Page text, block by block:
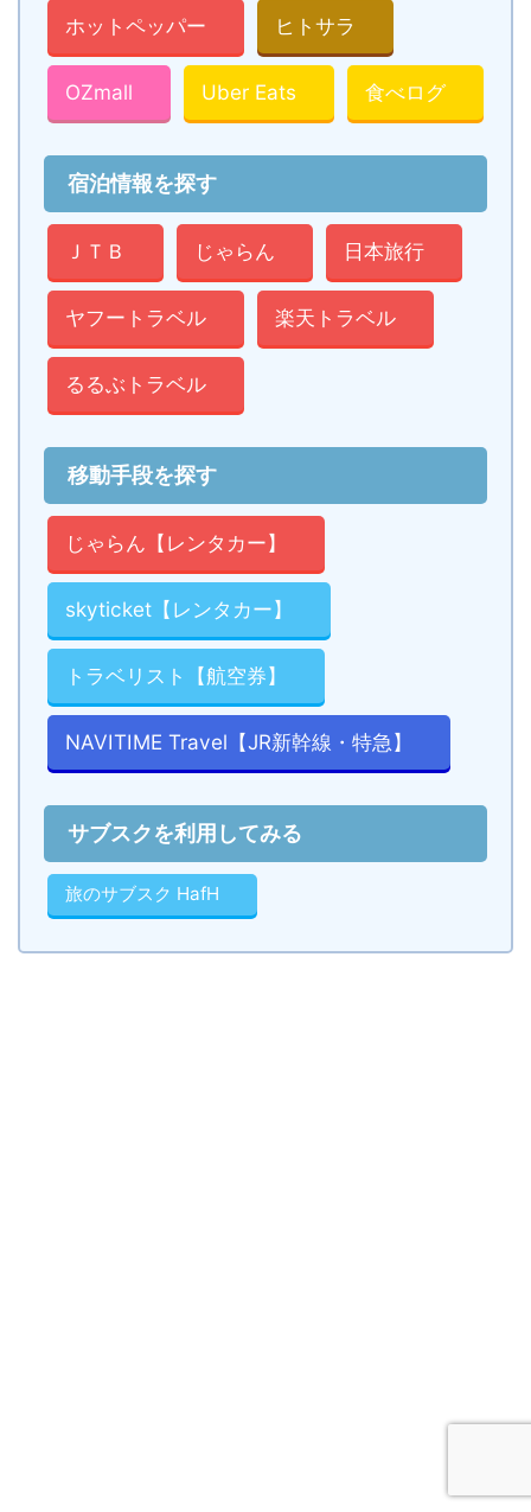
ホットペッパー ヒトサラ
OZmall Uber Eats 食べログ
宿泊情報を探す
ＪＴＢ じゃらん 日本旅行
ヤフートラベル 楽天トラベル
るるぶトラベル
移動手段を探す
じゃらん【レンタカー】
skyticket【レンタカー】
トラベリスト【航空券】
NAVITIME Travel【JR新幹線・特急】
サブスクを利用してみる
旅のサブスク HafH